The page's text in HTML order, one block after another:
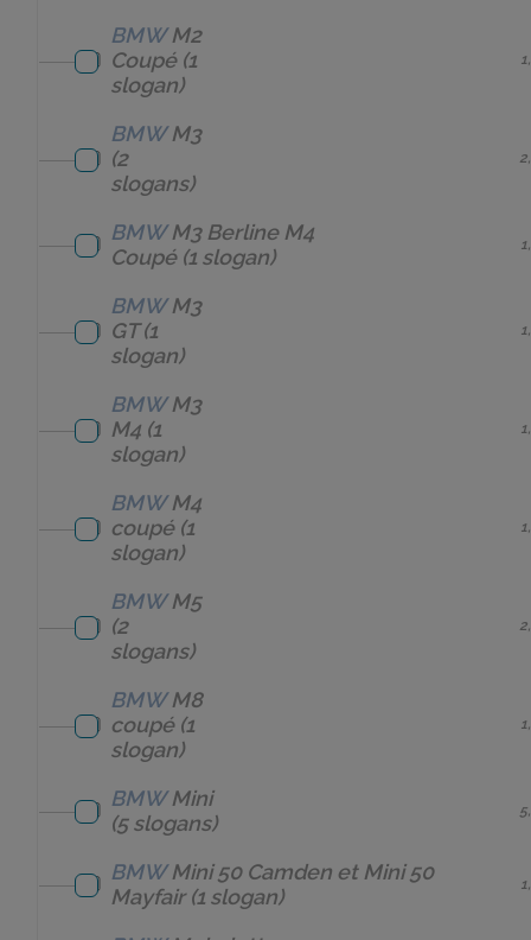
BMW M2
Coupé(1
slogan)
BMW M3
(2
slogans)
BMW M3 Berline M4
Coupé(1 slogan)
BMW M3
GT(1
slogan)
BMW M3
M4 (1
slogan)
BMW M4
coupé(1
slogan)
BMW M5
(2
slogans)
BMW M8
coupé(1
slogan)
BMW Mini
(5 slogans)
BMW Mini 50 Camden et Mini 50
Mayfair(1 slogan)